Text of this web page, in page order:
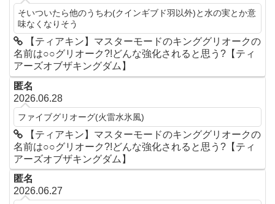
そいついたら他のうちわ(クインギブド羽以外)と水の実とか意
味なくなりそう
【ティアキン】マスターモードのキンググリオークの
名前は○○グリオーク?!どんな強化されると思う?【ティ
アーズオブザキングダム】
匿名
2026.06.28
ファイブグリオーグ(火雷水氷風)
【ティアキン】マスターモードのキンググリオークの
名前は○○グリオーク?!どんな強化されると思う?【ティ
アーズオブザキングダム】
匿名
2026.06.27